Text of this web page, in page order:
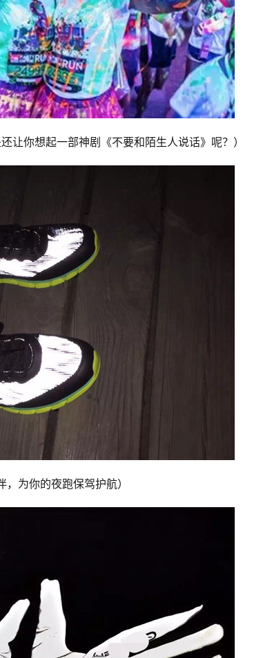
让你想起一部神剧《不要和陌生人说话》呢？）
，为你的夜跑保驾护航）